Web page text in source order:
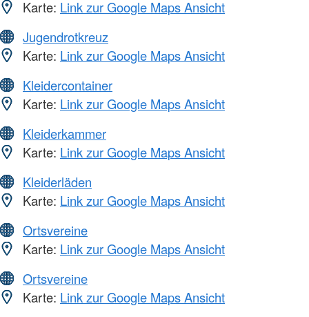
Karte: Link zur Google Maps Ansicht
Jugendrotkreuz
Karte: Link zur Google Maps Ansicht
Kleidercontainer
Karte: Link zur Google Maps Ansicht
Kleiderkammer
Karte: Link zur Google Maps Ansicht
Kleiderläden
Karte: Link zur Google Maps Ansicht
Ortsvereine
Karte: Link zur Google Maps Ansicht
Ortsvereine
Karte: Link zur Google Maps Ansicht